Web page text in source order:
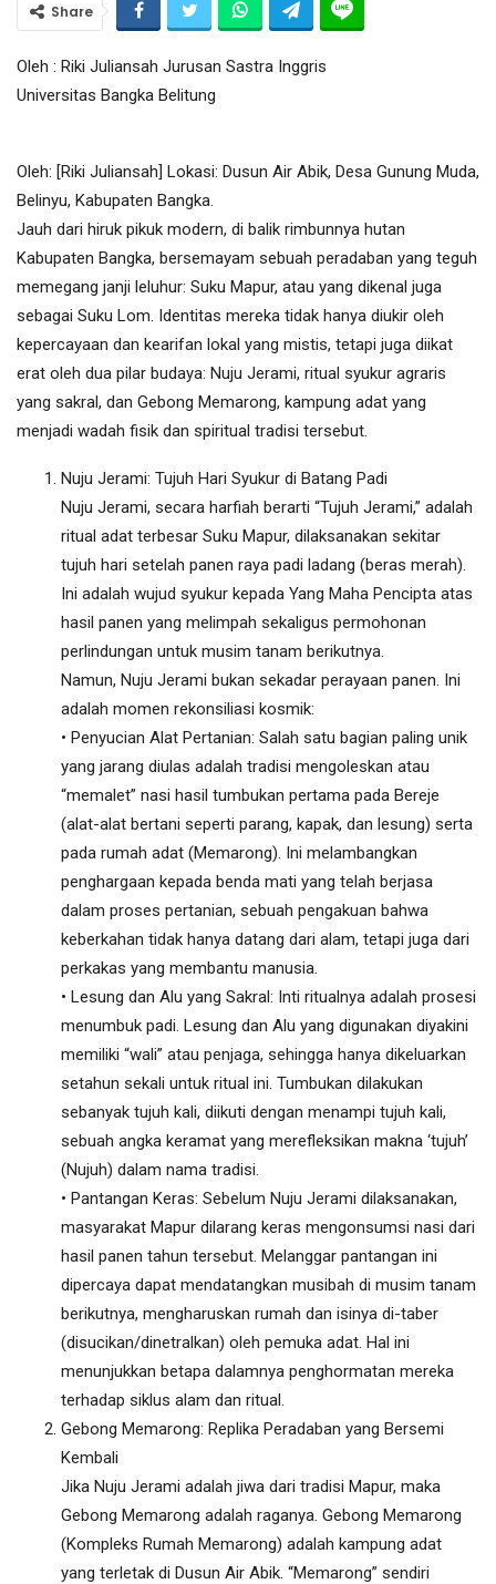
Share
Oleh : Riki Juliansah Jurusan Sastra Inggris
Universitas Bangka Belitung
Oleh: [Riki Juliansah] Lokasi: Dusun Air Abik, Desa Gunung Muda,
Belinyu, Kabupaten Bangka.
Jauh dari hiruk pikuk modern, di balik rimbunnya hutan
Kabupaten Bangka, bersemayam sebuah peradaban yang teguh
memegang janji leluhur: Suku Mapur, atau yang dikenal juga
sebagai Suku Lom. Identitas mereka tidak hanya diukir oleh
kepercayaan dan kearifan lokal yang mistis, tetapi juga diikat
erat oleh dua pilar budaya: Nuju Jerami, ritual syukur agraris
yang sakral, dan Gebong Memarong, kampung adat yang
menjadi wadah fisik dan spiritual tradisi tersebut.
Nuju Jerami: Tujuh Hari Syukur di Batang Padi
Nuju Jerami, secara harfiah berarti “Tujuh Jerami,” adalah
ritual adat terbesar Suku Mapur, dilaksanakan sekitar
tujuh hari setelah panen raya padi ladang (beras merah).
Ini adalah wujud syukur kepada Yang Maha Pencipta atas
hasil panen yang melimpah sekaligus permohonan
perlindungan untuk musim tanam berikutnya.
Namun, Nuju Jerami bukan sekadar perayaan panen. Ini
adalah momen rekonsiliasi kosmik:
• Penyucian Alat Pertanian: Salah satu bagian paling unik
yang jarang diulas adalah tradisi mengoleskan atau
“memalet” nasi hasil tumbukan pertama pada Bereje
(alat-alat bertani seperti parang, kapak, dan lesung) serta
pada rumah adat (Memarong). Ini melambangkan
penghargaan kepada benda mati yang telah berjasa
dalam proses pertanian, sebuah pengakuan bahwa
keberkahan tidak hanya datang dari alam, tetapi juga dari
perkakas yang membantu manusia.
• Lesung dan Alu yang Sakral: Inti ritualnya adalah prosesi
menumbuk padi. Lesung dan Alu yang digunakan diyakini
memiliki “wali” atau penjaga, sehingga hanya dikeluarkan
setahun sekali untuk ritual ini. Tumbukan dilakukan
sebanyak tujuh kali, diikuti dengan menampi tujuh kali,
sebuah angka keramat yang merefleksikan makna ‘tujuh’
(Nujuh) dalam nama tradisi.
• Pantangan Keras: Sebelum Nuju Jerami dilaksanakan,
masyarakat Mapur dilarang keras mengonsumsi nasi dari
hasil panen tahun tersebut. Melanggar pantangan ini
dipercaya dapat mendatangkan musibah di musim tanam
berikutnya, mengharuskan rumah dan isinya di-taber
(disucikan/dinetralkan) oleh pemuka adat. Hal ini
menunjukkan betapa dalamnya penghormatan mereka
terhadap siklus alam dan ritual.
Gebong Memarong: Replika Peradaban yang Bersemi
Kembali
Jika Nuju Jerami adalah jiwa dari tradisi Mapur, maka
Gebong Memarong adalah raganya. Gebong Memarong
(Kompleks Rumah Memarong) adalah kampung adat
yang terletak di Dusun Air Abik. “Memarong” sendiri